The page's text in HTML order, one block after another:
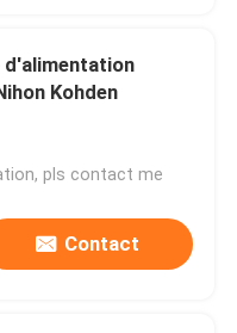
d'alimentation
Kohden
pls contact me
Contact